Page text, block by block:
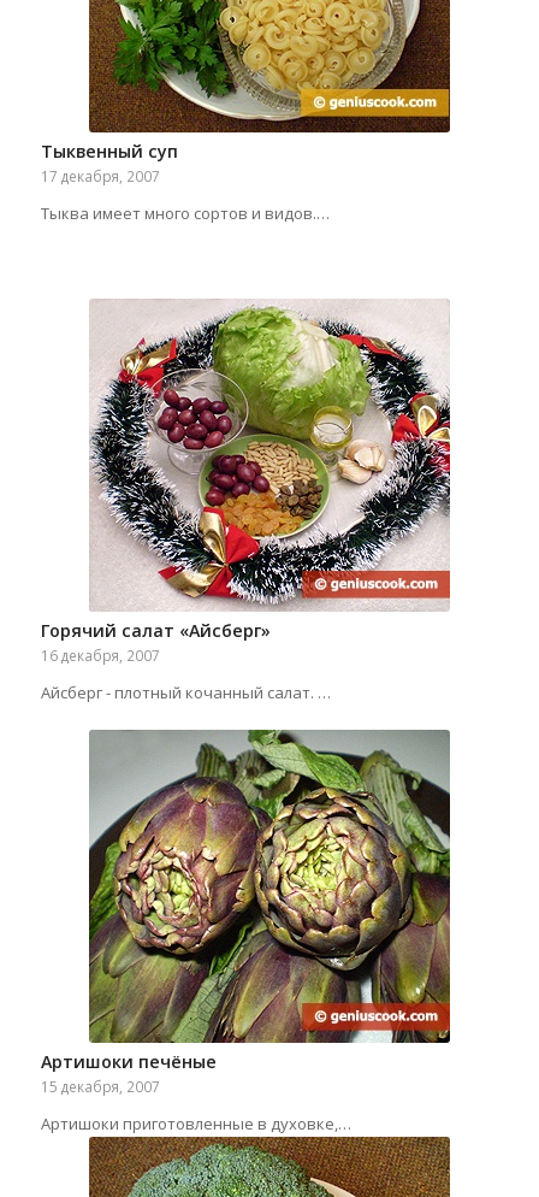
Тыквенный суп
17 декабря, 2007
Тыква имеет много сортов и видов.…
Горячий салат «Айсберг»
16 декабря, 2007
Айсберг - плотный кочанный салат. …
Артишоки печёные
15 декабря, 2007
Артишоки приготовленные в духовке,…